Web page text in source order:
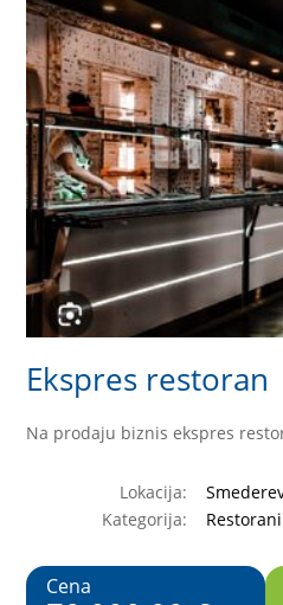
Ekspres restoran
Na prodaju biznis ekspres
Lokacija:
Kategorija:
Cena